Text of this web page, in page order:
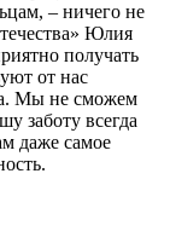
– ничего не
Юлия
получать
от нас
Мы не сможем
заботу всегда
даже самое